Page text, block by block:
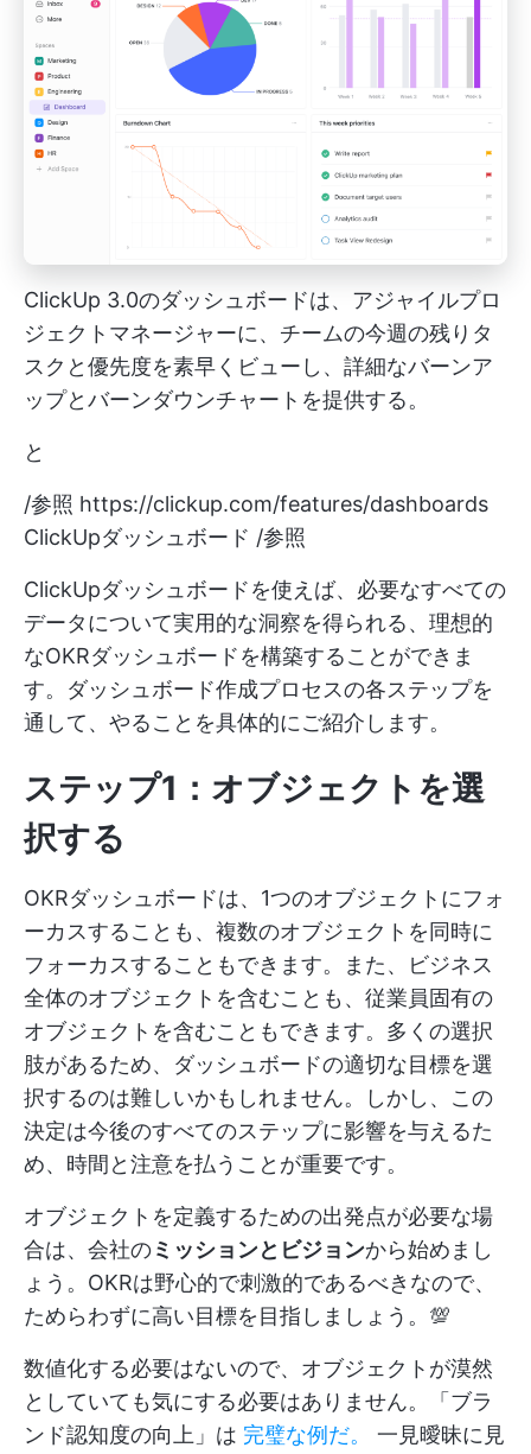
ClickUp 3.0のダッシュボードは、アジャイルプロ
ジェクトマネージャーに、チームの今週の残りタ
スクと優先度を素早くビューし、詳細なバーンア
ップとバーンダウンチャートを提供する。
と
/参照 https://clickup.com/features/dashboards
ClickUpダッシュボード /参照
ClickUpダッシュボードを使えば、必要なすべての
データについて実用的な洞察を得られる、理想的
なOKRダッシュボードを構築することができま
す。ダッシュボード作成プロセスの各ステップを
通して、やることを具体的にご紹介します。
ステップ1：オブジェクトを選
択する
OKRダッシュボードは、1つのオブジェクトにフォ
ーカスすることも、複数のオブジェクトを同時に
フォーカスすることもできます。また、ビジネス
全体のオブジェクトを含むことも、従業員固有の
オブジェクトを含むこともできます。多くの選択
肢があるため、ダッシュボードの適切な目標を選
択するのは難しいかもしれません。しかし、この
決定は今後のすべてのステップに影響を与えるた
め、時間と注意を払うことが重要です。
オブジェクトを定義するための出発点が必要な場
合は、会社のミッションとビジョンから始めまし
ょう。OKRは野心的で刺激的であるべきなので、
ためらわずに高い目標を目指しましょう。💯
数値化する必要はないので、オブジェクトが漠然
としていても気にする必要はありません。「ブラ
ンド認知度の向上」は 完璧な例だ。
一見曖昧に見